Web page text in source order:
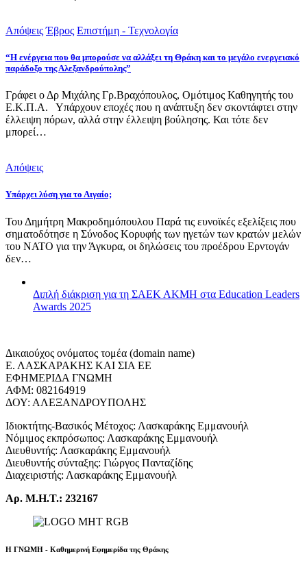
Απόψεις Έβρος Επιστήμη - Τεχνολογία
“Η ενέργεια που θα μπορούσε να αλλάξει τη Θράκη και το μεγάλο ενεργειακό
παράδοξο της Αλεξανδρούπολης”
Γράφει ο Δρ Μιχάλης Γρ.Βραχόπουλος, Ομότιμος Καθηγητής του
Ε.Κ.Π.Α. Υπάρχουν εποχές που η ανάπτυξη δεν σκοντάφτει στην
έλλειψη πόρων, αλλά στην έλλειψη βούλησης. Και τότε δεν
μπορεί…
Απόψεις
Υπάρχει λύση για το Αιγαίο;
Του Δημήτρη Μακροδημόπουλου Παρά τις ευνοϊκές εξελίξεις που
σηματοδότησε η Σύνοδος Κορυφής των ηγετών των κρατών μελών
του ΝΑΤΟ για την Άγκυρα, οι δηλώσεις του προέδρου Ερντογάν
δεν…
Διπλή διάκριση για τη ΣΑΕΚ ΑΚΜΗ στα Education Leaders
Awards 2025
Δικαιούχος ονόματος τομέα (domain name)
Ε. ΛΑΣΚΑΡΑΚΗΣ ΚΑΙ ΣΙΑ ΕΕ
ΕΦΗΜΕΡΙΔΑ ΓΝΩΜΗ
ΑΦΜ: 082164919
ΔΟΥ: ΑΛΕΞΑΝΔΡΟΥΠΟΛΗΣ
Ιδιοκτήτης-Βασικός Μέτοχος: Λασκαράκης Εμμανουήλ
Νόμιμος εκπρόσωπος: Λασκαράκης Εμμανουήλ
Διευθυντής: Λασκαράκης Εμμανουήλ
Διευθυντής σύνταξης: Γιώργος Πανταζίδης
Διαχειριστής: Λασκαράκης Εμμανουήλ
Αρ. Μ.Η.Τ.: 232167
Η ΓΝΩΜΗ - Καθημερινή Εφημερίδα της Θράκης